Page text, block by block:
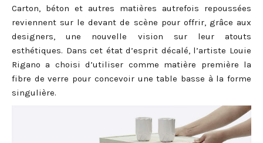
Carton, béton et autres matières autrefois repoussées
reviennent sur le devant de scène pour offrir, grâce aux
designers, une nouvelle vision sur leur atouts
esthétiques. Dans cet état d’esprit décalé, l’artiste Louie
Rigano a choisi d’utiliser comme matière première la
fibre de verre pour concevoir une table basse à la forme
singulière.